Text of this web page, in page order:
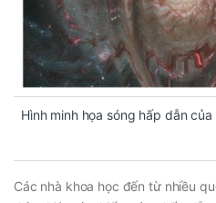
Hình minh họa sóng hấp dẫn của
Các nhà khoa học đến từ nhiều